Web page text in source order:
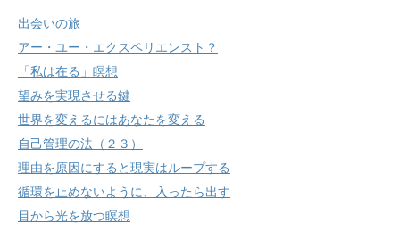
出会いの旅
アー・ユー・エクスペリエンスト？
「私は在る」瞑想
望みを実現させる鍵
世界を変えるにはあなたを変える
自己管理の法（２３）
理由を原因にすると現実はループする
循環を止めないように、入ったら出す
目から光を放つ瞑想